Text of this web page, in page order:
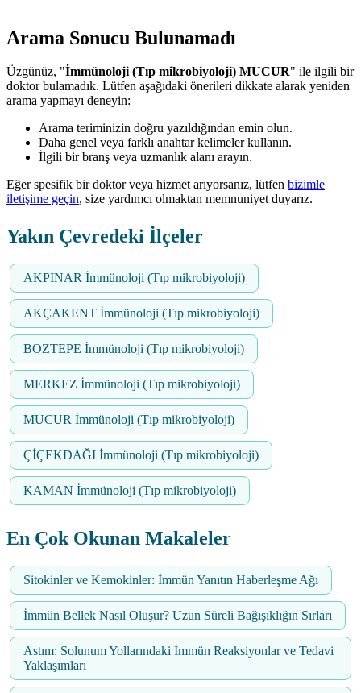
Arama Sonucu Bulunamadı
Üzgünüz, "İmmünoloji (Tıp mikrobiyoloji) MUCUR" ile ilgili bir
doktor bulamadık. Lütfen aşağıdaki önerileri dikkate alarak yeniden
arama yapmayı deneyin:
Arama teriminizin doğru yazıldığından emin olun.
Daha genel veya farklı anahtar kelimeler kullanın.
İlgili bir branş veya uzmanlık alanı arayın.
Eğer spesifik bir doktor veya hizmet arıyorsanız, lütfen bizimle
iletişime geçin, size yardımcı olmaktan memnuniyet duyarız.
Yakın Çevredeki İlçeler
AKPINAR İmmünoloji (Tıp mikrobiyoloji)
AKÇAKENT İmmünoloji (Tıp mikrobiyoloji)
BOZTEPE İmmünoloji (Tıp mikrobiyoloji)
MERKEZ İmmünoloji (Tıp mikrobiyoloji)
MUCUR İmmünoloji (Tıp mikrobiyoloji)
ÇİÇEKDAĞI İmmünoloji (Tıp mikrobiyoloji)
KAMAN İmmünoloji (Tıp mikrobiyoloji)
En Çok Okunan Makaleler
Sitokinler ve Kemokinler: İmmün Yanıtın Haberleşme Ağı
İmmün Bellek Nasıl Oluşur? Uzun Süreli Bağışıklığın Sırları
Astım: Solunum Yollarındaki İmmün Reaksiyonlar ve Tedavi
Yaklaşımları